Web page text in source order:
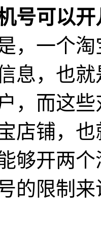
号可以开
，一个
息，也
，而这
店铺，
够开两
的限制